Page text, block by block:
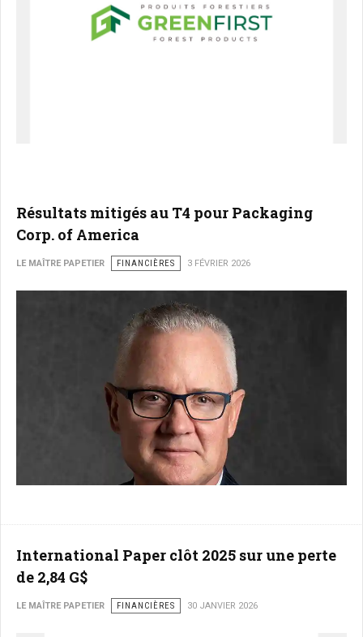
Résultats mitigés au T4 pour Packaging
Corp. of America
LE MAÎTRE PAPETIER FINANCIÈRES 3 FÉVRIER 2026
International Paper clôt 2025 sur une perte
de 2,84 G$
LE MAÎTRE PAPETIER FINANCIÈRES 30 JANVIER 2026